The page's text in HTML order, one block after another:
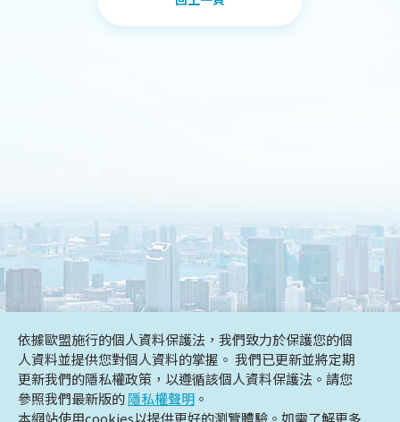
DESIGN IBEST
依據歐盟施行的個人資料保護法，我們致力於保護您的個
人資料並提供您對個人資料的掌握。 我們已更新並將定期
更新我們的隱私權政策，以遵循該個人資料保護法。請您
參照我們最新版的隱私權聲明 。
本網站使用cookies以提供更好的瀏覽體驗。如需了解更多